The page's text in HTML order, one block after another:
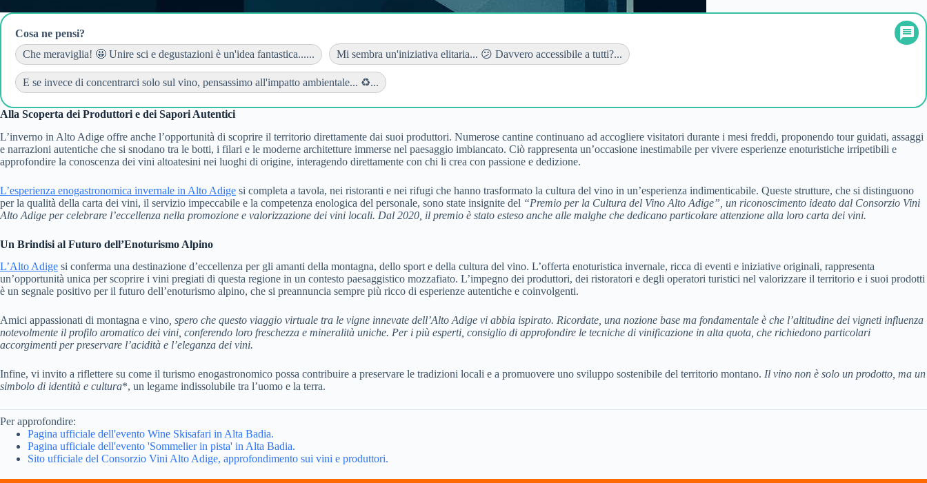
Cosa ne pensi?
Che meraviglia! 🤩 Unire sci e degustazioni è un'idea fantastica......
Mi sembra un'iniziativa elitaria... 😕 Davvero accessibile a tutti?...
E se invece di concentrarci solo sul vino, pensassimo all'impatto ambientale... ♻️...
Alla Scoperta dei Produttori e dei Sapori Autentici
L’inverno in Alto Adige offre anche l’opportunità di scoprire il territorio direttamente dai suoi produttori. Numerose cantine continuano ad accogliere visitatori durante i mesi freddi, proponendo tour guidati, assaggi
e narrazioni autentiche che si snodano tra le botti, i filari e le moderne architetture immerse nel paesaggio imbiancato. Ciò rappresenta un’occasione inestimabile per vivere esperienze enoturistiche irripetibili e
approfondire la conoscenza dei vini altoatesini nei luoghi di origine, interagendo direttamente con chi li crea con passione e dedizione.
L’esperienza enogastronomica invernale in Alto Adige si completa a tavola, nei ristoranti e nei rifugi che hanno trasformato la cultura del vino in un’esperienza indimenticabile. Queste strutture, che si distinguono
per la qualità della carta dei vini, il servizio impeccabile e la competenza enologica del personale, sono state insignite del “Premio per la Cultura del Vino Alto Adige” , un riconoscimento ideato dal Consorzio Vini
Alto Adige per celebrare l’eccellenza nella promozione e valorizzazione dei vini locali. Dal 2020, il premio è stato esteso anche alle malghe che dedicano particolare attenzione alla loro carta dei vini.
Un Brindisi al Futuro dell’Enoturismo Alpino
L’Alto Adige si conferma una destinazione d’eccellenza per gli amanti della montagna, dello sport e della cultura del vino. L’offerta enoturistica invernale, ricca di eventi e iniziative originali, rappresenta
un’opportunità unica per scoprire i vini pregiati di questa regione in un contesto paesaggistico mozzafiato. L’impegno dei produttori, dei ristoratori e degli operatori turistici nel valorizzare il territorio e i suoi prodotti
è un segnale positivo per il futuro dell’enoturismo alpino, che si preannuncia sempre più ricco di esperienze autentiche e coinvolgenti.
Amici appassionati di montagna e vino , spero che questo viaggio virtuale tra le vigne innevate dell’Alto Adige vi abbia ispirato. Ricordate, una nozione base ma fondamentale è che l’altitudine dei vigneti influenza
notevolmente il profilo aromatico dei vini, conferendo loro freschezza e mineralità uniche. Per i più esperti, consiglio di approfondire le tecniche di vinificazione in alta quota, che richiedono particolari
accorgimenti per preservare l’acidità e l’eleganza dei vini.
Infine, vi invito a riflettere su come il turismo enogastronomico possa contribuire a preservare le tradizioni locali e a promuovere uno sviluppo sostenibile del territorio montano. Il vino non è solo un prodotto, ma un
simbolo di identità e cultura*, un legame indissolubile tra l’uomo e la terra.
Per approfondire:
Pagina ufficiale dell'evento Wine Skisafari in Alta Badia.
Pagina ufficiale dell'evento 'Sommelier in pista' in Alta Badia.
Sito ufficiale del Consorzio Vini Alto Adige, approfondimento sui vini e produttori.